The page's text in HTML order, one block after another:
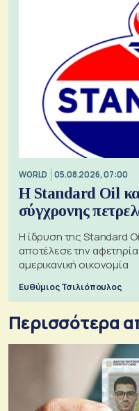
WORLD 05.08.2026, 07:00
Η Standard Oil
σύγχρονης
Η ίδρυση της Standard
αποτέλεσε την
αμερικανική οικονομία
Ευθύμιος Τσιλιόπουλος
Περισσότερα